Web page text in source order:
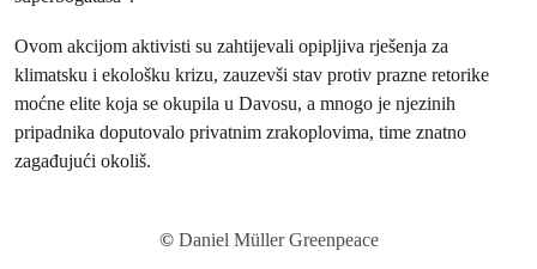
Ovom akcijom aktivisti su zahtijevali opipljiva rješenja za
klimatsku i ekološku krizu, zauzevši stav protiv prazne retorike
moćne elite koja se okupila u Davosu, a mnogo je njezinih
pripadnika doputovalo privatnim zrakoplovima, time znatno
zagađujući okoliš.
©Daniel Müller Greenpeace